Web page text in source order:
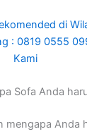
Sofa Andа
mеngара Andа